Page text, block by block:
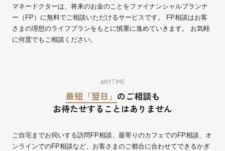
マネードクターは、将来のお金のことをファイナンシャルプランナ
ー（FP）に無料でご相談いただけるサービスです。 FP相談はお客
さまの理想のライフプランをもとに慎重に進めていきます。 お気軽
に何度でもご相談ください。
ANYTIME
最短「翌日」 のご相談も
お待たせすることはありません
ご自宅までお伺いする訪問FP相談、最寄りのカフェでのFP相談、オ
ンラインでのFP相談など、お客さまのご都合に合わせてできるかぎ